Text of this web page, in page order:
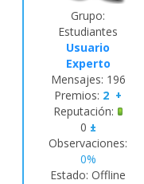
Grupo:
Estudiantes
Usuario
Experto
Mensajes: 196
Premios: 2 +
Reputación:
0 ±
Observaciones:
0%
Estado: Offline